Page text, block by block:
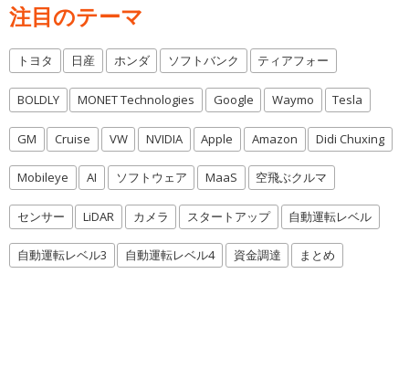
注目のテーマ
トヨタ 日産 ホンダ ソフトバンク ティアフォー
BOLDLY MONET Technologies Google Waymo Tesla
GM Cruise VW NVIDIA Apple Amazon Didi Chuxing
Mobileye AI ソフトウェア MaaS 空飛ぶクルマ
センサー LiDAR カメラ スタートアップ 自動運転レベル
自動運転レベル3 自動運転レベル4 資金調達 まとめ